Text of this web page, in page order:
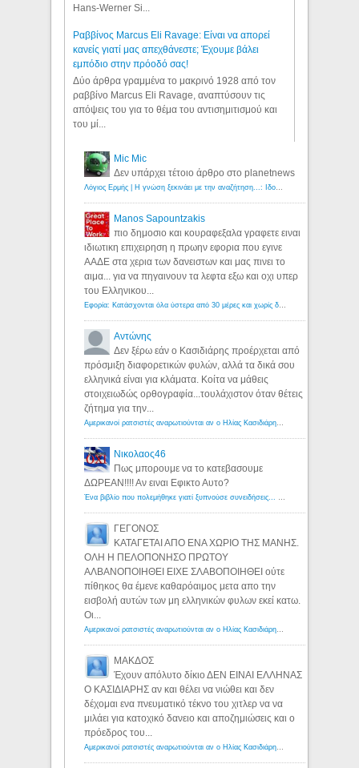
Hans-Werner Si...
Ραββίνος Marcus Eli Ravage: Είναι να απορεί
κανείς γιατί μας απεχθάνεστε; Έχουμε βάλει
εμπόδιο στην πρόοδό σας!
Δύο άρθρα γραμμένα το μακρινό 1928 από τον
ραββίνο Marcus Eli Ravage, αναπτύσουν τις
απόψεις του για το θέμα του αντισημιτισμού και
του μί...
Mic Mic
Δεν υπάρχει τέτοιο άρθρο στο planetnews
Λόγιος Ερμής | Η γνώση ξεκινάει με την αναζήτηση...: Ιδού οι 18 που χρωστούν 11 δις ευρώ!
Manos Sapountzakis
πιο δημοσιο και κουραφεξαλα γραφετε ειναι
ιδιωτικη επιχειρηση η πρωην εφορια που εγινε
ΑΑΔΕ στα χερια των δανειστων και μας πινει το
αιμα... για να πηγαινουν τα λεφτα εξω και οχι υπερ
του Ελληνικου...
Εφορία: Κατάσχονται όλα ύστερα από 30 μέρες και χωρίς δικαστικές αποφάσεις - Λόγιος Ερμής
Αντώνης
Δεν ξέρω εάν ο Κασιδιάρης προέρχεται από
πρόσμιξη διαφορετικών φυλών, αλλά τα δικά σου
ελληνικά είναι για κλάματα. Κοίτα να μάθεις
στοιχειωδώς ορθογραφία...τουλάχιστον όταν θέτεις
ζήτημα για την...
Αμερικανοί ρατσιστές αναρωτιούνται αν ο Ηλίας Κασιδιάρης ανήκει στη λευκή φυλή... - Λόγιος Ερμής
Νικολαος46
Πως μπορουμε να το κατεβασουμε
ΔΩΡΕΑΝ!!!! Αν ειναι Εφικτο Αυτο?
Ένα βιβλίο που πολεμήθηκε γιατί ξυπνούσε συνειδήσεις... - Λόγιος Ερμής | Η γνώση ξεκινάει με την αναζήτηση...
ΓΕΓΟΝΟΣ
ΚΑΤΑΓΕΤΑΙ ΑΠΟ ΕΝΑ ΧΩΡΙΟ ΤΗΣ ΜΑΝΗΣ.
ΟΛΗ Η ΠΕΛΟΠΟΝΗΣΟ ΠΡΩΤΟΥ
ΑΛΒΑΝΟΠΟΙΗΘΕΙ ΕΙΧΕ ΣΛΑΒΟΠΟΙΗΘΕΙ ούτε
πίθηκος θα έμενε καθαρόαιμος μετα απο την
εισβολή αυτών των μη ελληνικών φυλων εκεί κατω.
Οι...
Αμερικανοί ρατσιστές αναρωτιούνται αν ο Ηλίας Κασιδιάρης ανήκει στη λευκή φυλή... - Λόγιος Ερμής
ΜΑΚΔΟΣ
Έχουν απόλυτο δίκιο ΔΕΝ ΕΙΝΑΙ ΕΛΛΗΝΑΣ
Ο ΚΑΣΙΔΙΑΡΗΣ αν και θέλει να νιώθει και δεν
δέχομαι ενα πνευματικό τέκνο του χιτλερ να να
μιλάει για κατοχικό δανειο και αποζημιώσεις και ο
πρόεδρος του...
Αμερικανοί ρατσιστές αναρωτιούνται αν ο Ηλίας Κασιδιάρης ανήκει στη λευκή φυλή... - Λόγιος Ερμής